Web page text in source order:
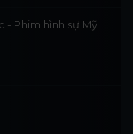
- Phim hình sự Mỹ